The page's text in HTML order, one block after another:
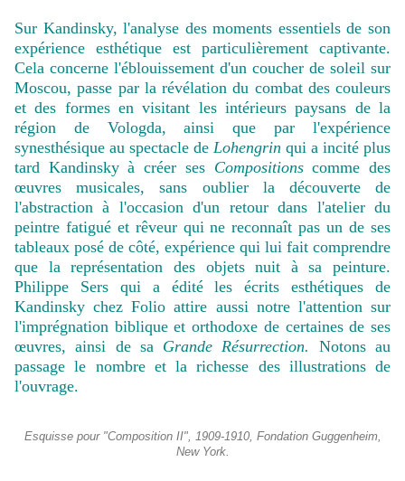
Sur Kandinsky, l'analyse des moments essentiels de son
expérience esthétique est particulièrement captivante.
Cela concerne l'éblouissement d'un coucher de soleil sur
Moscou, passe par la révélation du combat des couleurs
et des formes en visitant les intérieurs paysans de la
région de Vologda, ainsi que par l'expérience
synesthésique au spectacle de Lohengrin qui a incité plus
tard Kandinsky à créer ses Compositionscomme des
œuvres musicales, sans oublier la découverte de
l'abstraction à l'occasion d'un retour dans l'atelier du
peintre fatigué et rêveur qui ne reconnaît pas un de ses
tableaux posé de côté, expérience qui lui fait comprendre
que la représentation des objets nuit à sa peinture.
Philippe Sers qui a édité les écrits esthétiques de
Kandinsky chez Folio attire aussi notre l'attention sur
l'imprégnation biblique et orthodoxe de certaines de ses
œuvres, ainsi de sa Grande Résurrection. Notons au
passage le nombre et la richesse des illustrations de
l'ouvrage.
Esquisse pour "Composition II", 1909-1910, Fondation Guggenheim,
New York.